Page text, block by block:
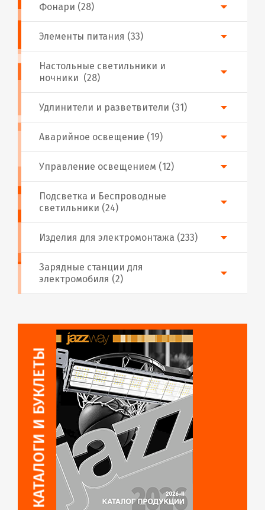
Фонари (28)
Аварийное освещение (19)
Настольные светильники и
ночники (28)
Подсветка и Беспроводные
светильники (24)
Изделия для электромонтажа (233)
Удлинители и разветвители (31)
Управление освещением (12)
Элементы питания (33)
Зарядные станции для
электромобиля (2)